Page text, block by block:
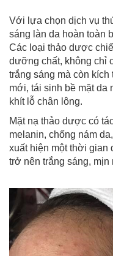
Với lựa chọn dịch vụ
sáng làn da hoàn toàn
Các loại thảo dược
dưỡng chất, không chỉ
trắng sáng mà còn
mới, tái sinh bề mặt da
khít lỗ chân lông.
Mặt nạ thảo dược có
melanin, chống nám
xuất hiện một thời gian
trở nên trắng sáng, mịn